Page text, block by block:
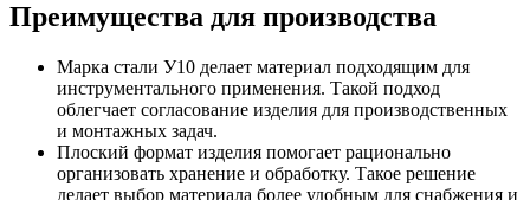
Преимущества для производства
Марка стали У10 делает материал подходящим для
инструментального применения. Такой подход
облегчает согласование изделия для производственных
и монтажных задач.
Плоский формат изделия помогает рационально
организовать хранение и обработку. Такое решение
делает выбор материала более удобным для снабжения и